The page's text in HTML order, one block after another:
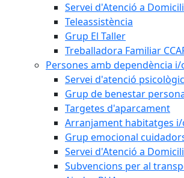
Servei d'Atenció a
Teleassistència
Grup El Taller
Treballadora Familiar
Persones amb dependència
Servei d'atenció
Grup de benestar
Targetes d'aparcament
Arranjament habitatges
Grup emocional
Servei d'Atenció a
Subvencions per al